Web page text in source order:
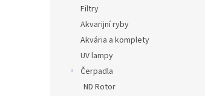
Filtry
Akvarijní ryby
Akvária a komplety
UV lampy
Čerpadla
ND Rotor